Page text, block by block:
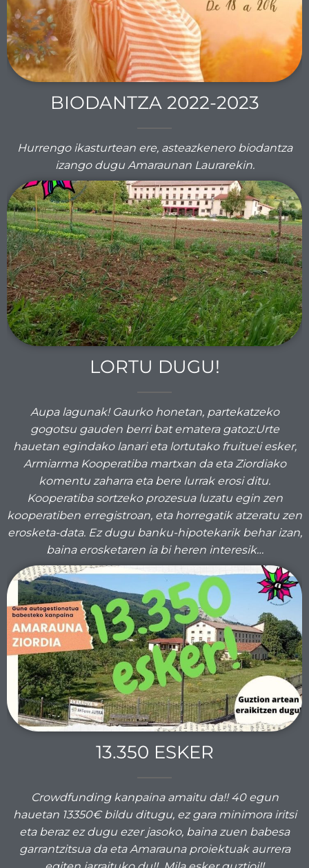
BIODANTZA 2022-2023
Hurrengo ikasturtean ere, asteazkenero biodantza
izango dugu Amaraunan Laurarekin.
LORTU DUGU!
Aupa lagunak! Gaurko honetan, partekatzeko
gogotsu gauden berri bat ematera gatoz:Urte
hauetan egindako lanari eta lortutako fruituei esker,
Armiarma Kooperatiba martxan da eta Ziordiako
komentu zaharra eta bere lurrak erosi ditu.
Kooperatiba sortzeko prozesua luzatu egin zen
kooperatiben erregistroan, eta horregatik atzeratu zen
erosketa-data. Ez dugu banku-hipotekarik behar izan,
baina erosketaren ia bi heren interesik…
13.350 ESKER
Crowdfunding kanpaina amaitu da!! 40 egun
hauetan 13350€ bildu ditugu, ez gara minimora iritsi
eta beraz ez dugu ezer jasoko, baina zuen babesa
garrantzitsua da eta Amarauna proiektuak aurrera